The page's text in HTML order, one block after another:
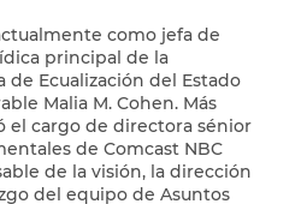
como jefa de
principal de la
de Ecualización del Estado
Malia M. Cohen. Más
el cargo de directora sénior
de Comcast NBC
de la visión, la dirección
del equipo de Asuntos